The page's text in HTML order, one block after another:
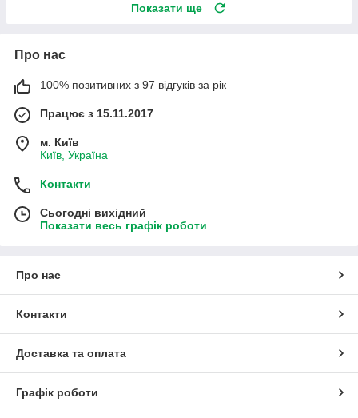
Показати ще
Про нас
100% позитивних з 97 відгуків за рік
Працює з 15.11.2017
м. Київ
Київ, Україна
Контакти
Сьогодні вихідний
Показати весь графік роботи
Про нас
Контакти
Доставка та оплата
Графік роботи